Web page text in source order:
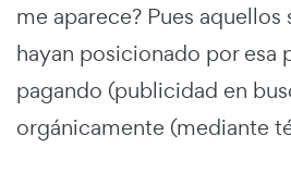
me aparece? Pues
hayan posicionado por esa
pagando (publicidad en
orgánicamente (mediante